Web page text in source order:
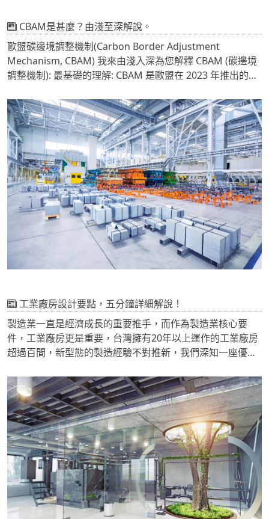
CBAM是甚麼？由淺至深解說。
歐盟碳邊境調整機制(Carbon Border Adjustment
Mechanism, CBAM) 我來由淺入深為您解釋 CBAM (碳邊境
調整機制): 最基礎的理解: CBAM 是歐盟在 2023 年推出的一
收「碳關稅」。
工業廠房設計要點，五分鐘詳細解說！
製造業一直是經濟成長的重要推手，而作為製造業核心要
件，工業廠房更是重要，台灣擁有20年以上運作的工業廠房
超過百間，新型態的製造經驗不對推新，我們深知一座優質
要。